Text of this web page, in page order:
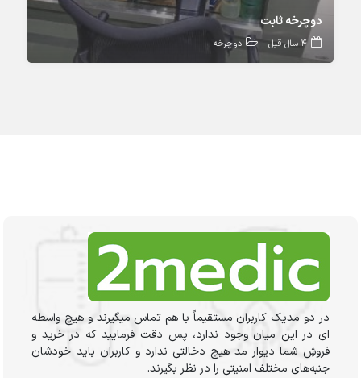
دوچرخه ثابت
4 سال قبل دوچرخه
در دو مدیک کاربران مستقیماً با هم تماس میگیرند و هیچ واسطه
ای در این میان وجود ندارد، پس دقت فرمایید که در خرید و
فروشِ شما دیوار مد هیچ دخالتی ندارد و کاربران باید خودشان
جنبه‌های مختلف امنیتی را در نظر بگیرند.